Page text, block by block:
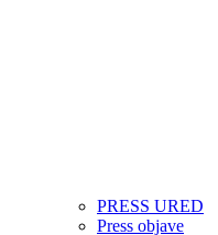
PRESS URED
Press objave